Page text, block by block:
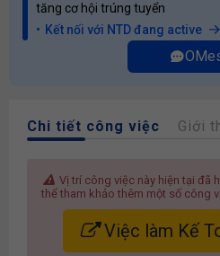
tăng cơ hội trúng tuyển
Kết nối với NTD đang active
Chi tiết công việc Giới
Vị trí công việc này hiện tại đã
thể tham khảo thêm một số công
Việc làm Kế